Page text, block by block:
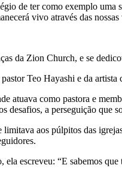
de ter como exemplo uma
vivo através das
da Zion Church, e se
Teo Hayashi e da artista
atuava como pastora e
desafios, a perseguição que
aos púlpitos das
escreveu: “E sabemos